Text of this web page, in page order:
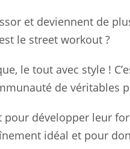
et deviennent de
le street workout ?
le tout avec style !
de véritables
développer leur
idéal et pour